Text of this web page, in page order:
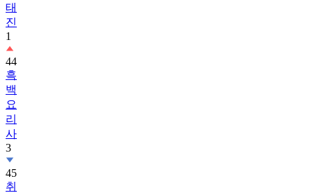
태
진
1
44
흑
백
요
리
사
3
45
취